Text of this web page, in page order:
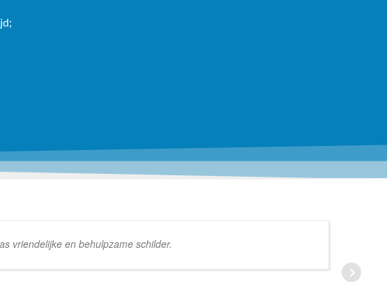
vriendelijke en behulpzame schilder.